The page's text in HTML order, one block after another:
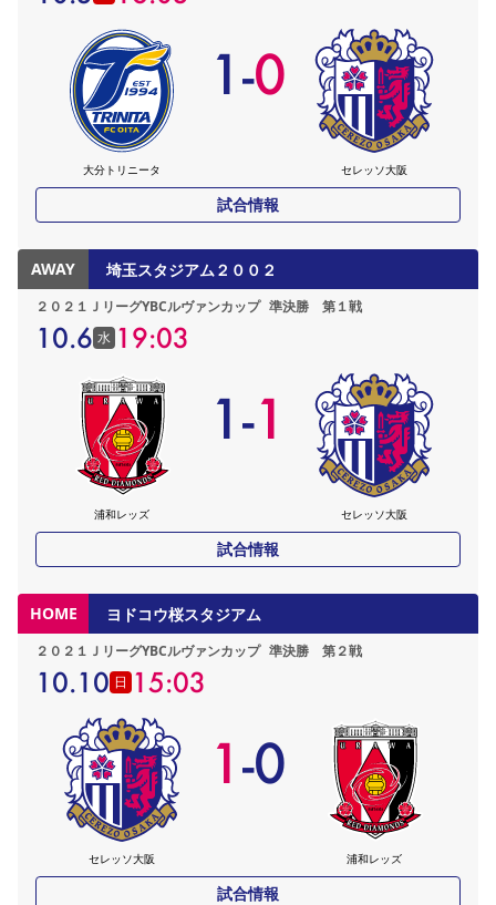
大分トリニータ
1-0
セレッソ大阪
試合情報
AWAY 埼玉スタジアム２００２
２０２１ＪリーグYBCルヴァンカップ 準決勝 第１戦
10.6 水 19:03
浦和レッズ
1-1
セレッソ大阪
試合情報
HOME ヨドコウ桜スタジアム
２０２１ＪリーグYBCルヴァンカップ 準決勝 第２戦
10.10 日 15:03
セレッソ大阪
1-0
浦和レッズ
試合情報